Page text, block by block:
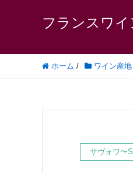
フランスワイ
ホーム / ワイン産地
サヴォワ〜